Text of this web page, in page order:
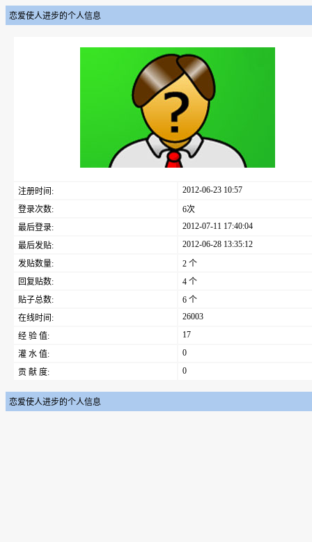
恋爱使人进步的个人信息
注册时间:
2012-06-23 10:57
登录次数:
6次
最后登录:
2012-07-11 17:40:04
最后发贴:
2012-06-28 13:35:12
发贴数量:
2 个
回复贴数:
4 个
贴子总数:
6 个
在线时间:
26003
经 验 值:
17
灌 水 值:
0
贡 献 度:
0
恋爱使人进步的个人信息